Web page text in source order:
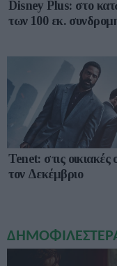
Disney Plus: στο
των 100 εκ.
Tenet: στις οικιακές
τον Δεκέμβριο